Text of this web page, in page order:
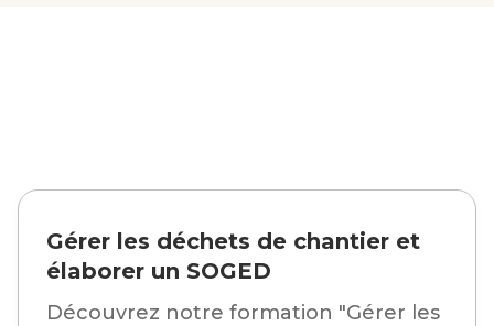
Gérer les déchets de chantier et
élaborer un SOGED
Découvrez notre formation "Gérer les